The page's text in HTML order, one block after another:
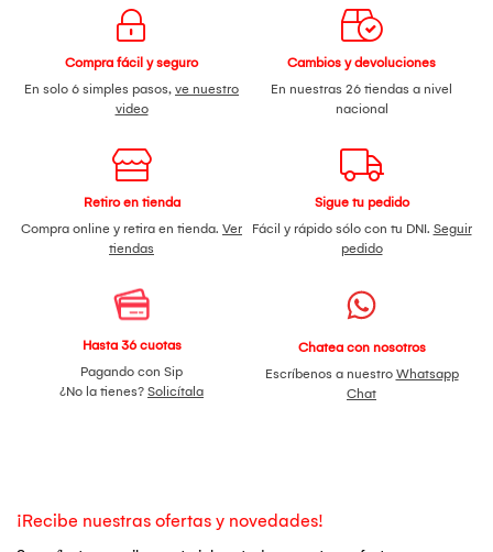
Compra fácil y seguro
En solo 6 simples pasos, ve nuestro
video
Cambios y devoluciones
En nuestras 26 tiendas a nivel
nacional
Retiro en tienda
Compra online y retira en tienda. Ver
tiendas
Sigue tu pedido
Fácil y rápido sólo con tu DNI. Seguir
pedido
Hasta 36 cuotas
Pagando con Sip
¿No la tienes? Solicítala
Chatea con nosotros
Escríbenos a nuestro Whatsapp
Chat
¡Recibe nuestras ofertas y novedades!